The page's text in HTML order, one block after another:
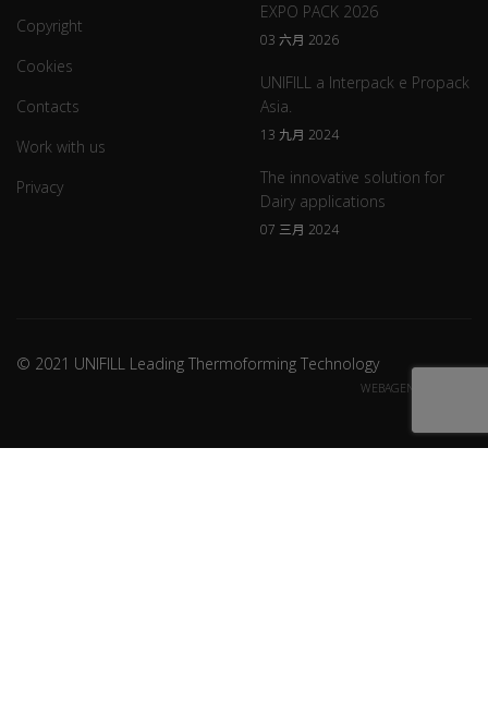
Copyright
Cookies
Contacts
Work with us
Privacy
EXPO PACK 2026
03 六月 2026
UNIFILL a Interpack e Propack
Asia.
13 九月 2024
The innovative solution for
Dairy applications
07 三月 2024
© 2021 UNIFILL Leading Thermoforming Technology
WEBAGENCY CREDITS